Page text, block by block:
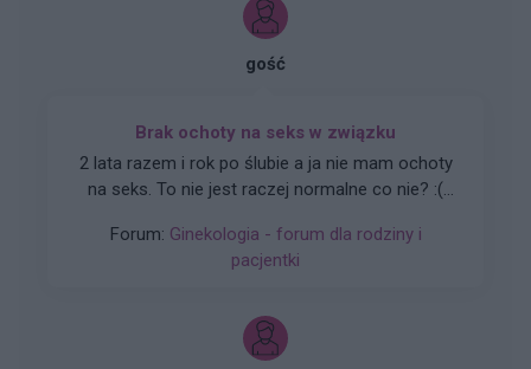
gość
Brak ochoty na seks w związku
2 lata razem i rok po ślubie a ja nie mam ochoty
na seks. To nie jest raczej normalne co nie? :(
dla mnie istnieć. Robię to z uwagi na męża.
Udaję orgazm. Rzuciłam tabletki
przestałam brać kilka miesięcy temu tak wiec
wszystko już raczej powinno się uregulować co
Forum: Ginekologia - forum dla rodziny i
pacjentki